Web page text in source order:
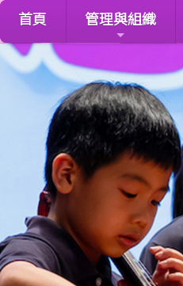
首頁 管理與組織